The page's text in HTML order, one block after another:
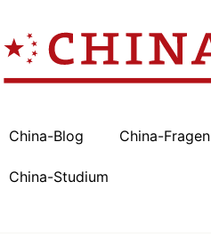
China-Blog China-Fragen
China-Studium